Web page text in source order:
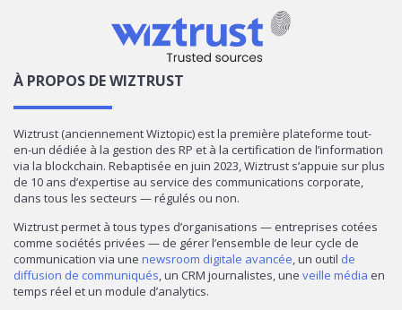
À PROPOS DE WIZTRUST
Wiztrust (anciennement Wiztopic) est la première plateforme tout-
en-un dédiée à la gestion des RP et à la certification de l’information
via la blockchain. Rebaptisée en juin 2023, Wiztrust s’appuie sur plus
de 10 ans d’expertise au service des communications corporate,
dans tous les secteurs — régulés ou non.
Wiztrust permet à tous types d’organisations — entreprises cotées
comme sociétés privées — de gérer l’ensemble de leur cycle de
communication via une newsroom digitale avancée, un outil de
diffusion de communiqués, un CRM journalistes, une veille média en
temps réel et un module d’analytics.